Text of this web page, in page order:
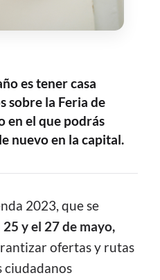
es tener casa
sobre la Feria de
en el que podrás
nuevo en la capital.
2023, que se
y el 27 de mayo,
ofertas y rutas
ciudadanos